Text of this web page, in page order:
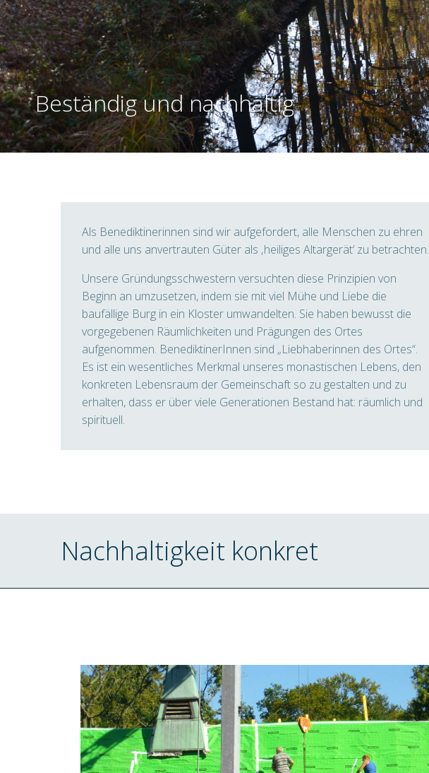
Beständig und nachhaltig
Als Benediktinerinnen sind wir aufgefordert, alle Menschen zu ehren
und alle uns anvertrauten Güter als ‚heiliges Altargerät‘ zu betrachten.
Unsere Gründungsschwestern versuchten diese Prinzipien von
Beginn an umzusetzen, indem sie mit viel Mühe und Liebe die
baufällige Burg in ein Kloster umwandelten. Sie haben bewusst die
vorgegebenen Räumlichkeiten und Prägungen des Ortes
aufgenommen. BenediktinerInnen sind „Liebhaberinnen des Ortes“.
Es ist ein wesentliches Merkmal unseres monastischen Lebens, den
konkreten Lebensraum der Gemeinschaft so zu gestalten und zu
erhalten, dass er über viele Generationen Bestand hat: räumlich und
spirituell.
Nachhaltigkeit konkret